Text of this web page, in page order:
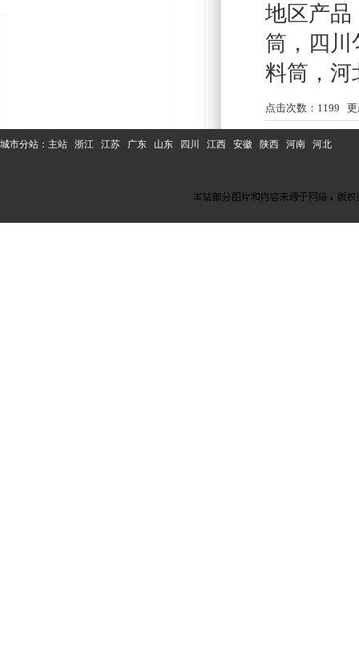
地区产
筒 ， 四
料筒 ， 河
点击次数： 1199 更
城市分站： 主站 浙江 江苏 广东 山东 四川 江西 安徽 陕西 河南 河北